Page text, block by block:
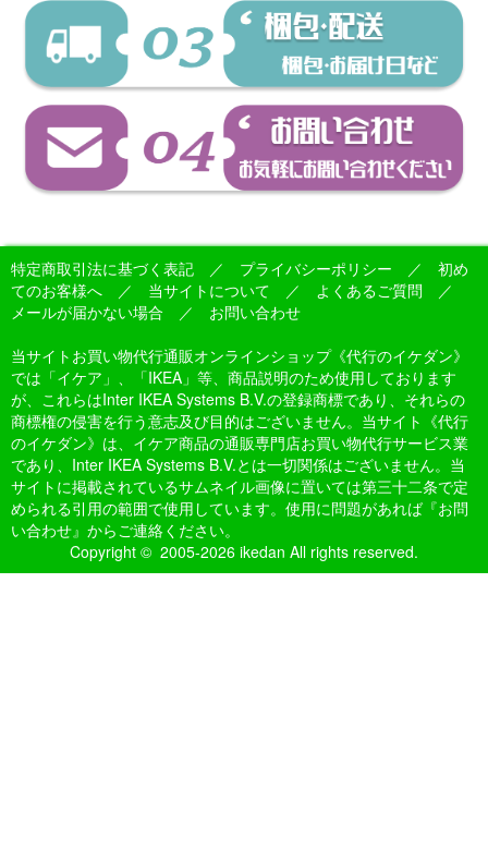
特定商取引法に基づく表記 ／ プライバシーポリシー ／ 初め
てのお客様へ ／ 当サイトについて ／ よくあるご質問 ／
メールが届かない場合 ／ お問い合わせ
当サイトお買い物代行通販オンラインショップ《代行のイケダン》
では「イケア」、「IKEA」等、商品説明のため使用しております
が、これらはInter IKEA Systems B.V.の登録商標であり、それらの
商標権の侵害を行う意志及び目的はございません。当サイト《代行
のイケダン》は、イケア商品の通販専門店お買い物代行サービス業
であり、Inter IKEA Systems B.V.とは一切関係はございません。当
サイトに掲載されているサムネイル画像に置いては第三十二条で定
められる引用の範囲で使用しています。使用に問題があれば『お問
い合わせ』からご連絡ください。
Copyright © 2005-2026 ikedan All rights reserved.